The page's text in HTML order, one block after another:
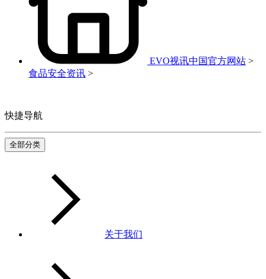
EVO视讯中国官方网站 >
食品安全资讯 >
快捷导航
全部分类
关于我们